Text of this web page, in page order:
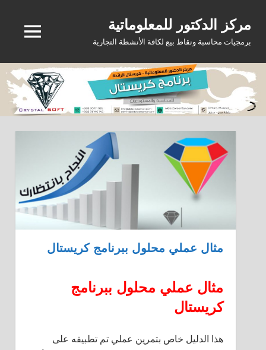
content
مركز الدكتور للمعلوماتية
برمجيات محاسبة ونقاط بيع لكافة الأنشطة التجارية MENU
مثال عملي محلول ببرنامج كريستال
مثال عملي محلول ببرنامج
كريستال
هذا الدليل خاص بتمرين عملي تم تطبيقه على